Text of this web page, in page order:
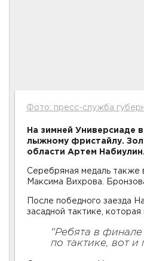
Фото: пресс-служба
На зимней Универсиаде
лыжному фристайлу.
области Артем Набиулин.
Серебряная медаль также
Максима Вихрова.
После победного заезда
засадной тактике,
"Ребята в
по тактике, вот и